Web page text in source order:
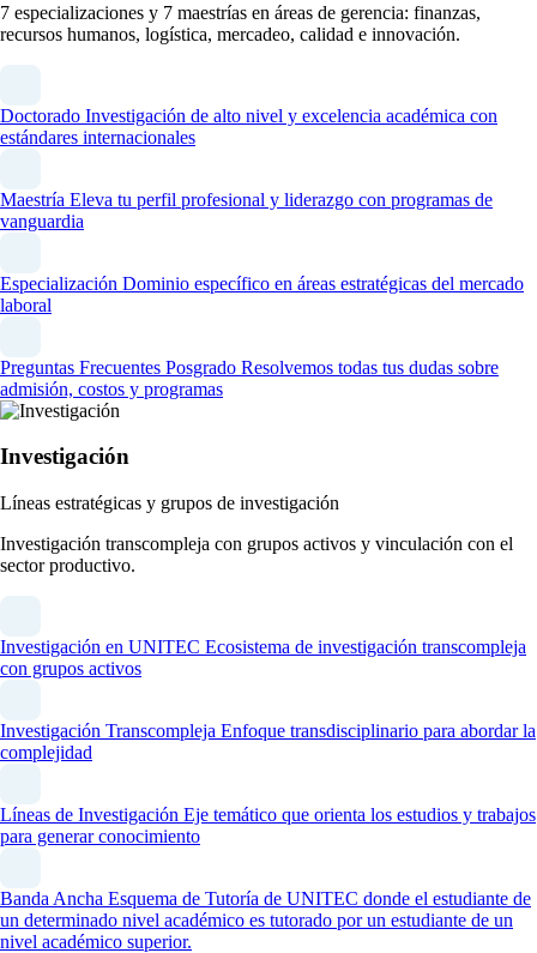
7 especializaciones y 7 maestrías en áreas de gerencia: finanzas,
recursos humanos, logística, mercadeo, calidad e innovación.
Doctorado Investigación de alto nivel y excelencia académica con
estándares internacionales
Maestría Eleva tu perfil profesional y liderazgo con programas de
vanguardia
Especialización Dominio específico en áreas estratégicas del mercado
laboral
Preguntas Frecuentes Posgrado Resolvemos todas tus dudas sobre
admisión, costos y programas
Investigación
Líneas estratégicas y grupos de investigación
Investigación transcompleja con grupos activos y vinculación con el
sector productivo.
Investigación en UNITEC Ecosistema de investigación transcompleja
con grupos activos
Investigación Transcompleja Enfoque transdisciplinario para abordar la
complejidad
Líneas de Investigación Eje temático que orienta los estudios y trabajos
para generar conocimiento
Banda Ancha Esquema de Tutoría de UNITEC donde el estudiante de
un determinado nivel académico es tutorado por un estudiante de un
nivel académico superior.